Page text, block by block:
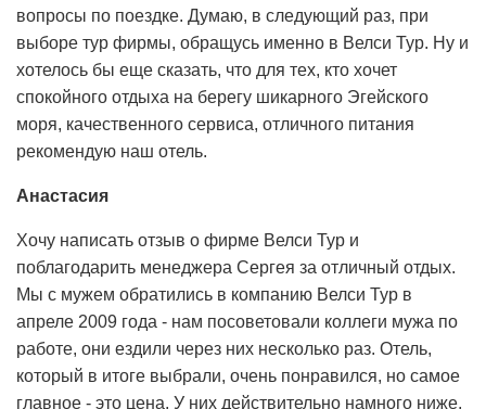
вопросы по поездке. Думаю, в следующий раз, при
выборе тур фирмы, обращусь именно в Велси Тур. Ну и
хотелось бы еще сказать, что для тех, кто хочет
спокойного отдыха на берегу шикарного Эгейского
моря, качественного сервиса, отличного питания
рекомендую наш отель.
Анастасия
Хочу написать отзыв о фирме Велси Тур и
поблагодарить менеджера Сергея за отличный отдых.
Мы с мужем обратились в компанию Велси Тур в
апреле 2009 года - нам посоветовали коллеги мужа по
работе, они ездили через них несколько раз. Отель,
который в итоге выбрали, очень понравился, но самое
главное - это цена. У них действительно намного ниже,